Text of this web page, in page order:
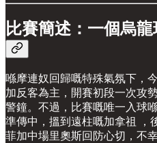
比賽簡述：一個烏
喺摩連奴回歸嘅特殊氣氛下，
加反客為主，開賽初段一次攻
警鐘。不過，比賽嘅唯一入球
準傳中，搵到遠柱嘅加拿祖 ，
菲加中場里奧斯回防心切，不